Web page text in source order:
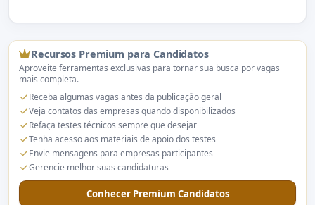
Recursos Premium para Candidatos
Aproveite ferramentas exclusivas para tornar sua busca por vagas
mais completa.
Receba algumas vagas antes da publicação geral
Veja contatos das empresas quando disponibilizados
Refaça testes técnicos sempre que desejar
Tenha acesso aos materiais de apoio dos testes
Envie mensagens para empresas participantes
Gerencie melhor suas candidaturas
Conhecer Premium Candidatos